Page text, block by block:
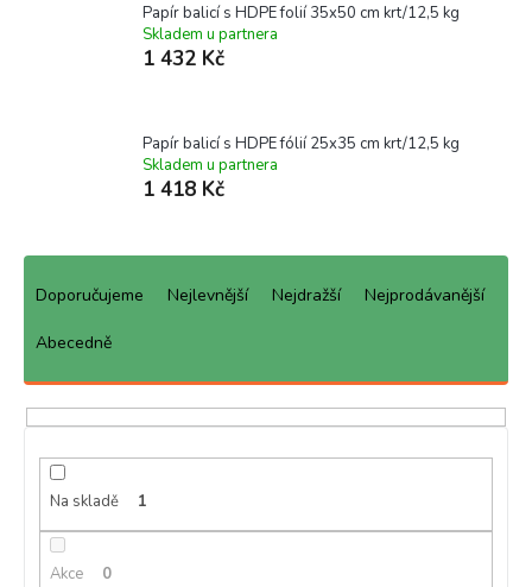
Papír balicí s HDPE folií 35x50 cm krt/12,5 kg
Skladem u partnera
1 432 Kč
Papír balicí s HDPE fólií 25x35 cm krt/12,5 kg
Skladem u partnera
1 418 Kč
Ř
p
Doporučujeme Nejlevnější Nejdražší Nejprodávanější
Abecedně
Na skladě 1
Akce 0